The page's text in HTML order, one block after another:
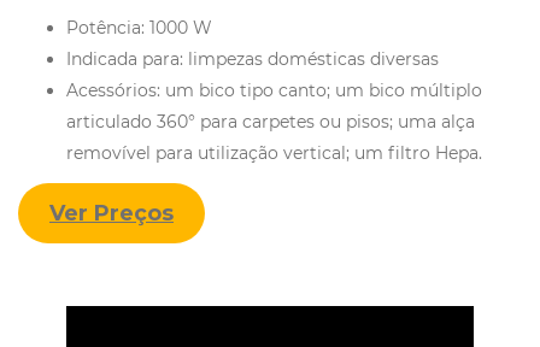
Potência: 1000 W
Indicada para: limpezas domésticas diversas
Acessórios: um bico tipo canto; um bico múltiplo
articulado 360° para carpetes ou pisos; uma alça
removível para utilização vertical; um filtro Hepa.
Ver Preços